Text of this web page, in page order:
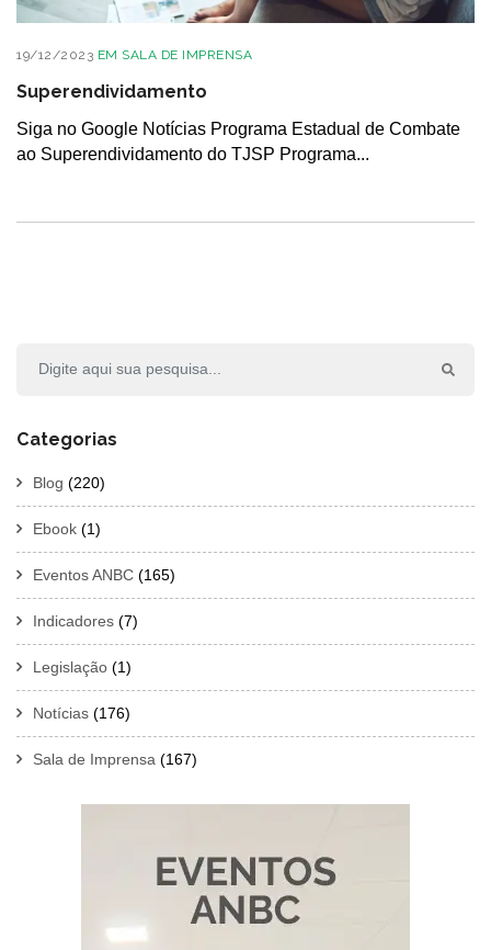
19/12/2023 EM SALA DE IMPRENSA
Superendividamento
Siga no Google Notícias Programa Estadual de Combate
ao Superendividamento do TJSP Programa...
Categorias
Blog (220)
Ebook (1)
Eventos ANBC (165)
Indicadores (7)
Legislação (1)
Notícias (176)
Sala de Imprensa (167)